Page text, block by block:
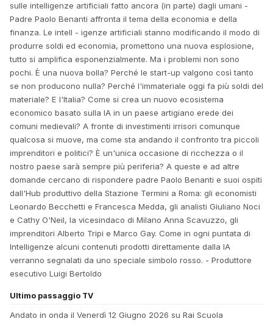
sulle intelligenze artificiali fatto ancora (in parte) dagli umani -
Padre Paolo Benanti affronta il tema della economia e della
finanza. Le intell - igenze artificiali stanno modificando il modo di
produrre soldi ed economia, promettono una nuova esplosione,
tutto si amplifica esponenzialmente. Ma i problemi non sono
pochi. È una nuova bolla? Perché le start-up valgono così tanto
se non producono nulla? Perché l'immateriale oggi fa più soldi del
materiale? E l'Italia? Come si crea un nuovo ecosistema
economico basato sulla IA in un paese artigiano erede dei
comuni medievali? A fronte di investimenti irrisori comunque
qualcosa si muove, ma come sta andando il confronto tra piccoli
imprenditori e politici? È un'unica occasione di ricchezza o il
nostro paese sarà sempre più periferia? A queste e ad altre
domande cercano di rispondere padre Paolo Benanti e suoi ospiti
dall'Hub produttivo della Stazione Termini a Roma: gli economisti
Leonardo Becchetti e Francesca Medda, gli analisti Giuliano Noci
e Cathy O'Neil, la vicesindaco di Milano Anna Scavuzzo, gli
imprenditori Alberto Tripi e Marco Gay. Come in ogni puntata di
Intelligenze alcuni contenuti prodotti direttamente dalla IA
verranno segnalati da uno speciale simbolo rosso. - Produttore
esecutivo Luigi Bertoldo
Ultimo passaggio TV
Andato in onda il Venerdì 12 Giugno 2026 su Rai Scuola